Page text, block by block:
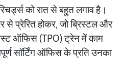
को रात से बहुत लगाव है।
से प्रेरित होकर, जो ब्रिस्टल और
ऑफिस (TPO) ट्रेन में काम
सॉर्टिंग ऑफिस के प्रति उनका